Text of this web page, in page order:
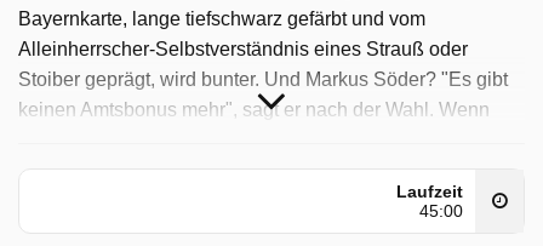
Bayernkarte, lange tiefschwarz gefärbt und vom
Alleinherrscher-Selbstverständnis eines Strauß oder
Stoiber geprägt, wird bunter. Und Markus Söder? "Es gibt
keinen Amtsbonus mehr", sagt er nach der Wahl. Wenn
Vorherrschaft mit ihm an der Spitze dann verteidigen?
Autofreie Sonntage: Ist Krisenmodus in Bayern
mehrheitsfähig? Ölkrise! An den Tankstellen klettert der
Laufzeit
45:00